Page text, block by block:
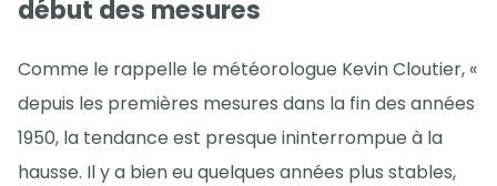
début des mesures
Comme le rappelle le météorologue Kevin Cloutier, «
depuis les premières mesures dans la fin des années
1950, la tendance est presque ininterrompue à la
hausse. Il y a bien eu quelques années plus stables,